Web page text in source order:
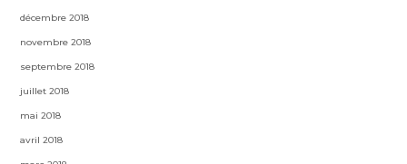
décembre 2018
novembre 2018
septembre 2018
juillet 2018
mai 2018
avril 2018